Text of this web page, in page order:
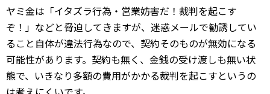
ヤミ金は「イタズラ行為・営業妨害だ！裁判を起こす
ぞ！」などと脅迫してきますが、迷惑メールで勧誘してい
ること自体が違法行為なので、契約そのものが無効になる
可能性があります。契約も無く、金銭の受け渡しも無い状
態で、いきなり多額の費用がかかる裁判を起こすというの